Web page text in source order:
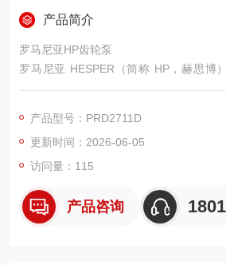
产品简介
罗马尼亚HP齿轮泵
罗马尼亚 HESPER（简称 HP，赫思博
商，1877 年成立，1974 年起专业生产
高性价比、高压稳定、低温适配性好，常
OCCHI、CASAPPA 等品牌，在工程机械
应用广泛。
产品型号：PRD2711D
更新时间：2026-06-05
访问量：115
产品咨询